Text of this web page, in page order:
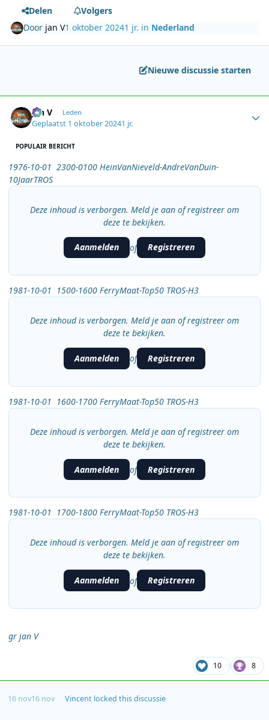
Delen
Volgers
Door jan V1 oktober 20241 jr. in Nederland
Nieuwe discussie starten
jan V Leden
Geplaatst 1 oktober 20241 jr.
POPULAIR BERICHT
1976-10-01 2300-0100 HeinVanNieveld-AndreVanDuin-
10JaarTROS
Deze inhoud is verborgen. Meld je aan of registreer om
deze te bekijken.
Aanmelden of Registreren
1981-10-01 1500-1600 FerryMaat-Top50 TROS-H3
Deze inhoud is verborgen. Meld je aan of registreer om
deze te bekijken.
Aanmelden of Registreren
1981-10-01 1600-1700 FerryMaat-Top50 TROS-H3
Deze inhoud is verborgen. Meld je aan of registreer om
deze te bekijken.
Aanmelden of Registreren
1981-10-01 1700-1800 FerryMaat-Top50 TROS-H3
Deze inhoud is verborgen. Meld je aan of registreer om
deze te bekijken.
Aanmelden of Registreren
gr jan V
10 8
16 nov16 nov Vincentlocked this discussie